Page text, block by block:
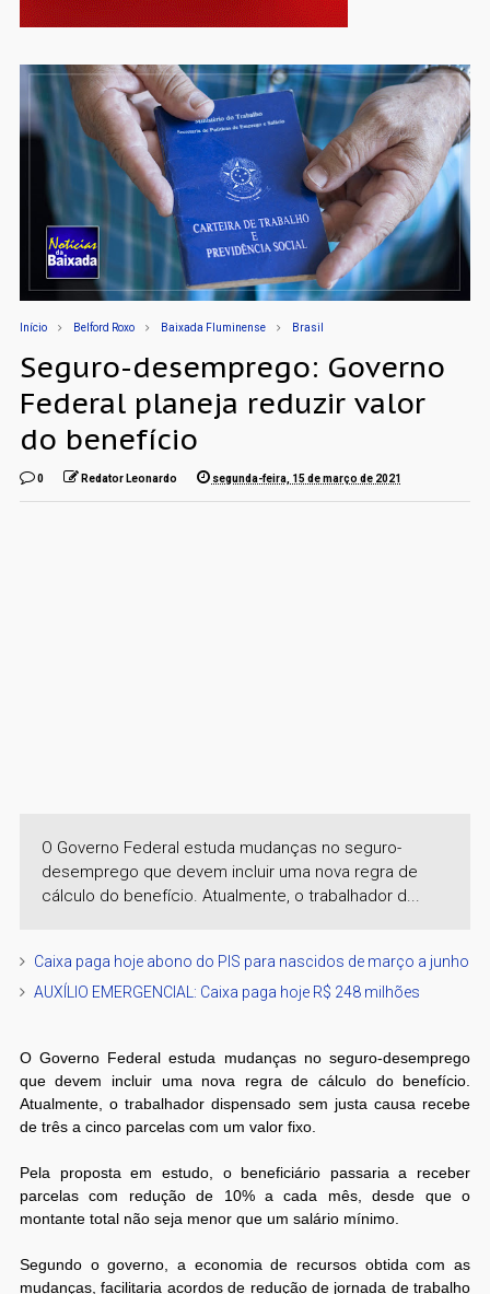
Início Belford Roxo Baixada Fluminense Brasil
Seguro-desemprego: Governo
Federal planeja reduzir valor
do benefício
0 Redator Leonardo segunda-feira, 15 de março de 2021
O Governo Federal estuda mudanças no seguro-
desemprego que devem incluir uma nova regra de
cálculo do benefício. Atualmente, o trabalhador d...
Caixa paga hoje abono do PIS para nascidos de março a junho
AUXÍLIO EMERGENCIAL: Caixa paga hoje R$ 248 milhões
O Governo Federal estuda mudanças no seguro-desemprego
que devem incluir uma nova regra de cálculo do benefício.
Atualmente, o trabalhador dispensado sem justa causa recebe
de três a cinco parcelas com um valor fixo.
Pela proposta em estudo, o beneficiário passaria a receber
parcelas com redução de 10% a cada mês, desde que o
montante total não seja menor que um salário mínimo.
Segundo o governo, a economia de recursos obtida com as
mudanças, facilitaria acordos de redução de jornada de trabalho